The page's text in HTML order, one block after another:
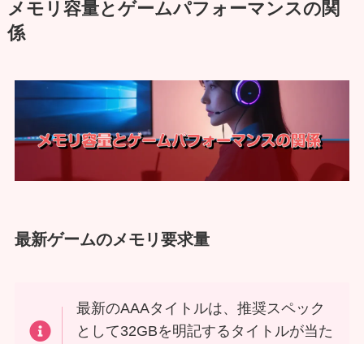
メモリ容量とゲームパフォーマンスの関
係
最新ゲームのメモリ要求量
最新のAAAタイトルは、推奨スペック
として32GBを明記するタイトルが当た